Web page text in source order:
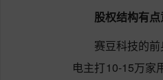
股权结构有点
赛豆科技的
电主打10-15万家